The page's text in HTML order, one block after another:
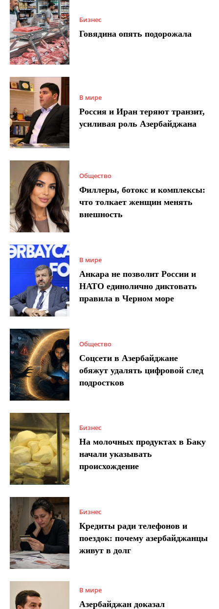
Бизнес
Говядина опять подорожала
В мире
Россия и Иран теряют транзит,
усиливая роль Азербайджана
Общество
Филлеры, ботокс и комплексы:
что толкает женщин менять
внешность
В мире
Анкара не позволит России и
НАТО единолично диктовать
правила в Черном море
Общество
Соцсети в Азербайджане
обяжут удалять цифровой след
подростков
Бизнес
На молочных продуктах в Баку
начали указывать
происхождение
Бизнес
Кредиты ради телефонов и
поездок: почему азербайджанцы
живут в долг
В мире
Азербайджан доказал